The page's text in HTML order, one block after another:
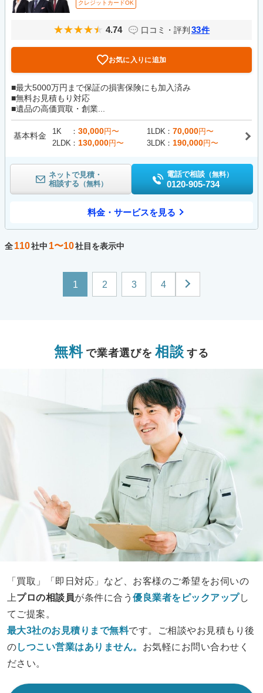
クレジットカードOK
4.74 口コミ・評判 33件
お気に入りに追加
■最大5000万円まで保証の損害保険にも加入済み
■無料お見積もり対応
■遺品の高価買取・創業...
基本料金 1K 30,000円〜 1LDK 70,000円〜
2LDK
130,000円〜 3LDK 190,000円〜
ネットで見積・
相談する （無料）
電話で相談 （無料）
0120-905-734
料金・サービスを見る
全110社中 1〜10社目を表示中
1 2 3 4
無料 で業者選びを 相談 する
「買取」「即日対応」など、お客様のご希望をお伺いの
上プロの相談員が条件に合う優良業者をピックアップし
てご提案。
最大3社のお見積りまで無料です。ご相談やお見積もり後
のしつこい営業はありません。 お気軽にお問い合わせく
ださい。